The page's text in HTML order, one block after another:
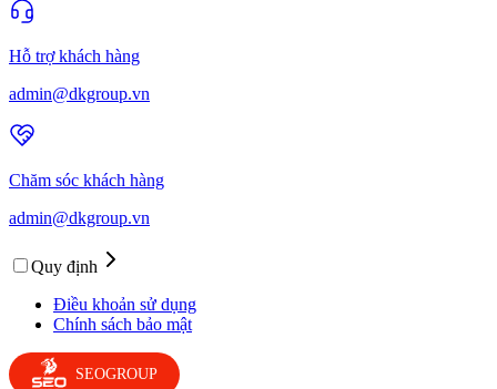
Hỗ trợ khách hàng
admin@dkgroup.vn
Chăm sóc khách hàng
admin@dkgroup.vn
Quy định
Điều khoản sử dụng
Chính sách bảo mật
SEOGROUP